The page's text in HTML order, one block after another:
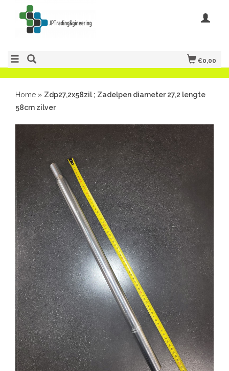
€0,00
Home » Zdp27,2x58zil ; Zadelpen diameter 27,2 lengte
58cm zilver